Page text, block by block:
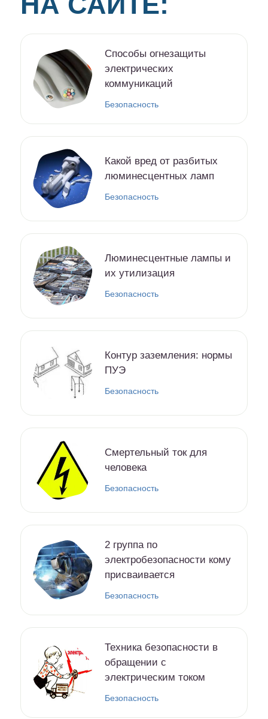
Способы огнезащиты
электрических
коммуникаций
Безопасность
Какой вред от разбитых
люминесцентных ламп
Безопасность
Люминесцентные лампы и
их утилизация
Безопасность
Контур заземления: нормы
ПУЭ
Безопасность
Смертельный ток для
человека
Безопасность
2 группа по
электробезопасности кому
присваивается
Безопасность
Техника безопасности в
обращении с
электрическим током
Безопасность